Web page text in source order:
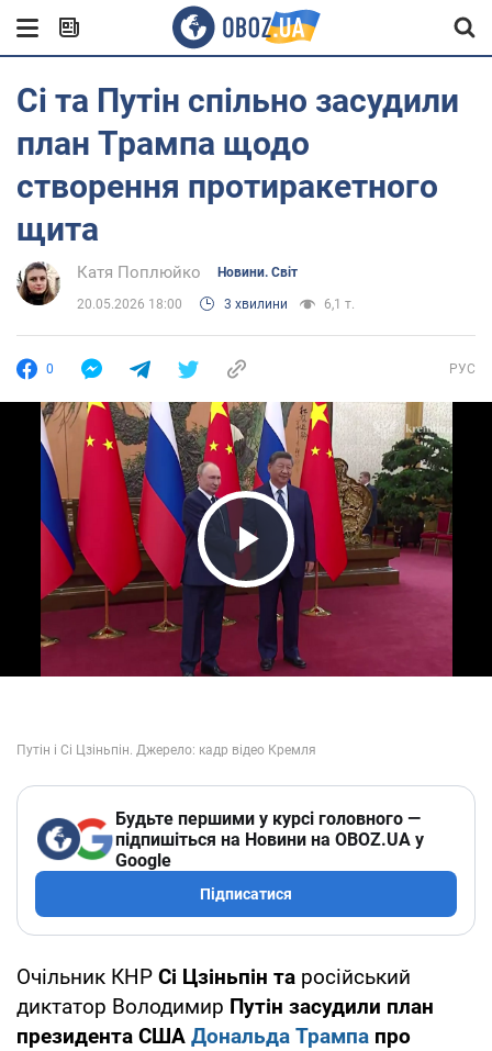
Сі та Путін спільно засудили
план Трампа щодо
створення протиракетного
щита
Катя Поплюйко Новини. Світ
20.05.2026 18:00 3 хвилини 6,1 т.
0 РУС
Play Video
Будьте першими у курсі головного —
підпишіться на Новини на OBOZ.UA у
Google
Підписатися
Очільник КНР Сі Цзіньпін та російський
диктатор Володимир Путін засудили план
президента США Дональда Трампа про